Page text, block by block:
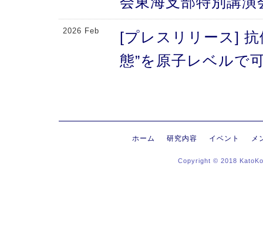
2026 Feb
[プレスリリース]
態”を原子レベルで
[プレスリリース]
にする抗体のFc領
る高次構造評価の
ホーム 研究内容 イベント メ
Copyright © 2018